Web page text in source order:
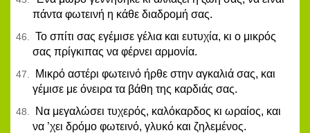
πάντα φωτεινή η κάθε διαδρομή σας.
Το σπίτι σας εγέμισε γέλια και ευτυχία, κι ο μικρός
σας πρίγκιπας να φέρνει αρμονία.
Μικρό αστέρι φωτεινό ήρθε στην αγκαλιά σας, και
γέμισε με όνειρα τα βάθη της καρδιάς σας.
Να μεγαλώσει τυχερός, καλόκαρδος κι ωραίος, και
να ’χει δρόμο φωτεινό, γλυκό και ζηλεμένος.